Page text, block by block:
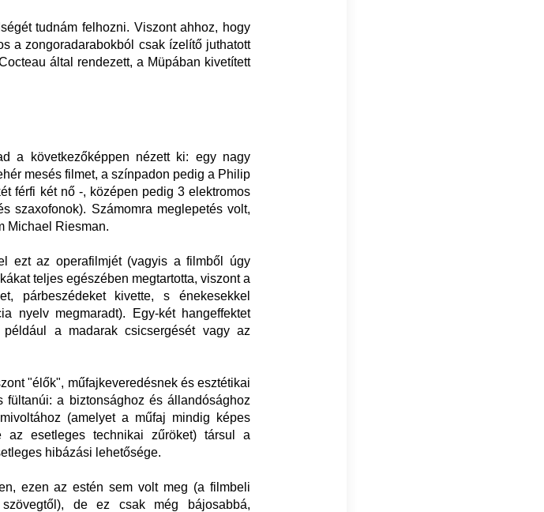
tudnám felhozni. Viszont ahhoz, hogy
a zongoradarabokból csak ízelítő juthatott
által rendezett, a Müpában kivetített
a következőképpen nézett ki: egy nagy
mesés filmet, a színpadon pedig a Philip
férfi két nő -, középen pedig 3 elektromos
szaxofonok). Számomra meglepetés volt,
Michael Riesman.
ezt az operafilmjét (vagyis a filmből úgy
teljes egészében megtartotta, viszont a
párbeszédeket kivette, s énekesekkel
nyelv megmaradt). Egy-két hangeffektet
a madarak csicsergését vagy az
"élők", műfajkeveredésnek és esztétikai
fültanúi: a biztonsághoz és állandósághoz
(amelyet a műfaj mindig képes
az esetleges technikai zűröket) társul a
hibázási lehetősége.
ezen az estén sem volt meg (a filmbeli
de ez csak még bájosabbá,